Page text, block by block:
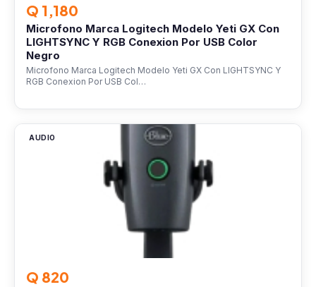
Q 1,180
Microfono Marca Logitech Modelo Yeti GX Con
LIGHTSYNC Y RGB Conexion Por USB Color
Negro
Microfono Marca Logitech Modelo Yeti GX Con LIGHTSYNC Y
RGB Conexion Por USB Col…
AUDIO
Q 820